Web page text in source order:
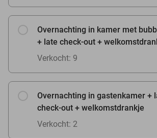
Overnachting in kamer met
+ late check-out +
Verkocht: 9
Overnachting in gastenkamer +
check-out + welkomstdrankje
Verkocht: 2